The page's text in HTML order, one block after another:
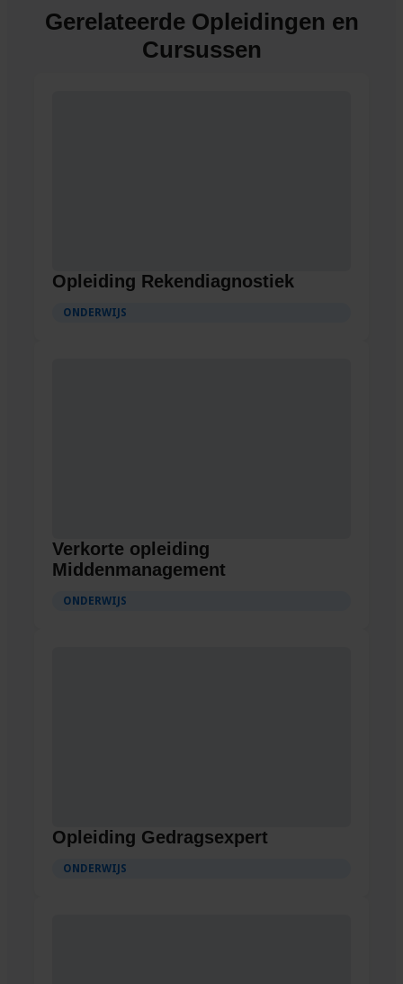
Gerelateerde Opleidingen en
Cursussen
Opleiding Rekendiagnostiek
ONDERWIJS
Verkorte opleiding
Middenmanagement
ONDERWIJS
Opleiding Gedragsexpert
ONDERWIJS